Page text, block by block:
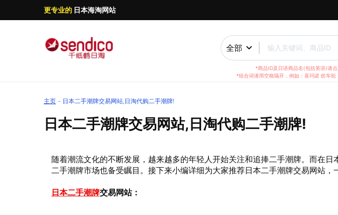
更专业的 日本海淘网站
全部 输入关键词、商品ID
*商品ID及日语商品名(包括英语)请
*组合词请用空格隔开，例如：喜玛诺 纺车轮
主页 日本二手潮牌交易网站,日淘代购二手潮牌!
日本二手潮牌交易网站,日淘代购二手潮牌!
随着潮流文化的不断发展，越来越多的年轻人开始关注和追捧二手潮牌。而在日
二手潮牌市场也备受瞩目。接下来小编详细为大家推荐日本二手潮牌交易网站，
日本二手潮牌交易网站：